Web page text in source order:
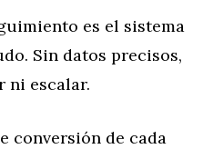
es el sistema
Sin datos precisos,
ni escalar.
conversión de cada